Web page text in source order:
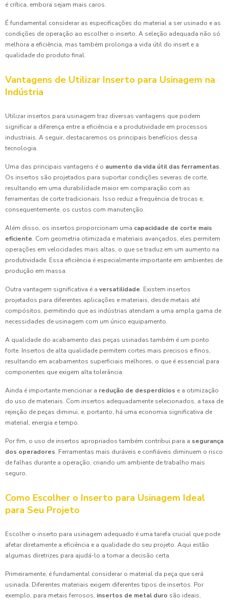
é crítica, embora sejam mais caros.
É fundamental considerar as especificações do material a ser usinado e as
condições de operação ao escolher o inserto. A seleção adequada não só
melhora a eficiência, mas também prolonga a vida útil do insert e a
qualidade do produto final.
Vantagens de Utilizar Inserto para Usinagem na
Indústria
Utilizar insertos para usinagem traz diversas vantagens que podem
significar a diferença entre a eficiência e a produtividade em processos
industriais. A seguir, destacaremos os principais benefícios dessa
tecnologia.
Uma das principais vantagens é o aumento da vida útil das ferramentas.
Os insertos são projetados para suportar condições severas de corte,
resultando em uma durabilidade maior em comparação com as
ferramentas de corte tradicionais. Isso reduz a frequência de trocas e,
consequentemente, os custos com manutenção.
Além disso, os insertos proporcionam uma capacidade de corte mais
eficiente. Com geometria otimizada e materiais avançados, eles permitem
operações em velocidades mais altas, o que se traduz em um aumento na
produtividade. Essa eficiência é especialmente importante em ambientes de
produção em massa.
Outra vantagem significativa é a versatilidade. Existem insertos
projetados para diferentes aplicações e materiais, desde metais até
compósitos, permitindo que as indústrias atendam a uma ampla gama de
necessidades de usinagem com um único equipamento.
A qualidade do acabamento das peças usinadas também é um ponto
forte. Insertos de alta qualidade permitem cortes mais precisos e finos,
resultando em acabamentos superficiais melhores, o que é essencial para
componentes que exigem alta tolerância.
Ainda é importante mencionar a redução de desperdícios e a otimização
do uso de materiais. Com insertos adequadamente selecionados, a taxa de
rejeição de peças diminui, e, portanto, há uma economia significativa de
material, energia e tempo.
Por fim, o uso de insertos apropriados também contribui para a segurança
dos operadores. Ferramentas mais duráveis e confiáveis diminuem o risco
de falhas durante a operação, criando um ambiente de trabalho mais
seguro.
Como Escolher o Inserto para Usinagem Ideal
para Seu Projeto
Escolher o inserto para usinagem adequado é uma tarefa crucial que pode
afetar diretamente a eficiência e a qualidade do seu projeto. Aqui estão
algumas diretrizes para ajudá-lo a tomar a decisão certa.
Primeiramente, é fundamental considerar o material da peça que será
usinada. Diferentes materiais exigem diferentes tipos de insertos. Por
exemplo, para metais ferrosos, insertos de metal duro são ideais,